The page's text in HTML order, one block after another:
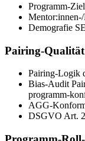
Programm-
Demografie
Pairing-Qualität
Pairing-Logik
Bias-Audit
programm-
AGG-
DSGVO Art.